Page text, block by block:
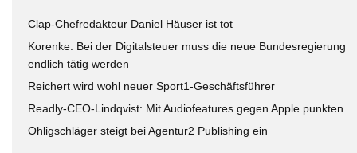
Clap-Chefredakteur Daniel Häuser ist tot
Korenke: Bei der Digitalsteuer muss die neue Bundesregierung
endlich tätig werden
Reichert wird wohl neuer Sport1-Geschäftsführer
Readly-CEO-Lindqvist: Mit Audiofeatures gegen Apple punkten
Ohligschläger steigt bei Agentur2 Publishing ein